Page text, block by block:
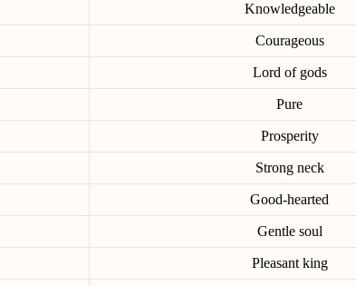
Knowledgeable
Courageous
Lord of gods
Pure
Prosperity
Strong neck
Good-hearted
Gentle soul
Pleasant king